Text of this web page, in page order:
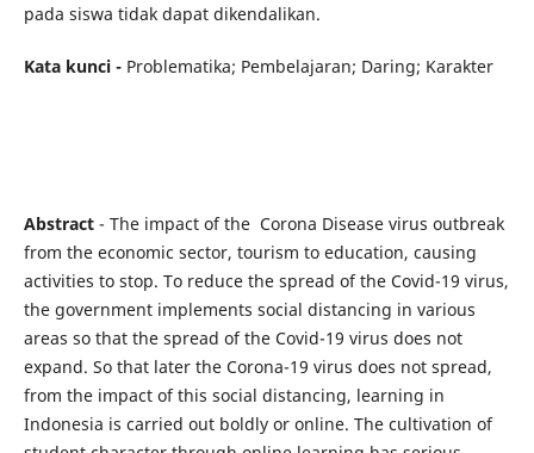
pada siswa tidak dapat dikendalikan.
Kata kunci - Problematika; Pembelajaran; Daring; Karakter
Abstract- The impact of the Corona Disease virus outbreak
from the economic sector, tourism to education, causing
activities to stop. To reduce the spread of the Covid-19 virus,
the government implements social distancing in various
areas so that the spread of the Covid-19 virus does not
expand. So that later the Corona-19 virus does not spread,
from the impact of this social distancing, learning in
Indonesia is carried out boldly or online. The cultivation of